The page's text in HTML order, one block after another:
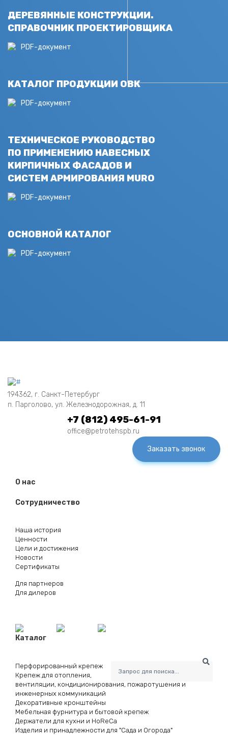
ДЕРЕВЯННЫЕ КОНСТРУКЦИИ.
СПРАВОЧНИК ПРОЕКТИРОВЩИКА
PDF-документ
КАТАЛОГ ПРОДУКЦИИ ОВК
PDF-документ
ТЕХНИЧЕСКОЕ РУКОВОДСТВО
ПО ПРИМЕНЕНИЮ НАВЕСНЫХ
КИРПИЧНЫХ ФАСАДОВ И
СИСТЕМ АРМИРОВАНИЯ MURO
PDF-документ
ОСНОВНОЙ КАТАЛОГ
PDF-документ
194362, г. Санкт-Петербург
п. Парголово, ул. Железнодорожная, д. 11
+7 (812) 495-61-91
office@petrotehspb.ru
Заказать звонок
О нас
Сотрудничество
Наша история
Ценности
Цели и достижения
Новости
Сертификаты
Для партнеров
Для дилеров
Каталог
Перфорированный крепеж
Крепеж для отопления,
вентиляции, кондиционирования, пожаротушения и
инженерных коммуникаций
Декоративные кронштейны
Мебельная фурнитура и бытовой крепеж
Держатели для кухни и HoReCa
Изделия и принадлежности для "Сада и Огорода"